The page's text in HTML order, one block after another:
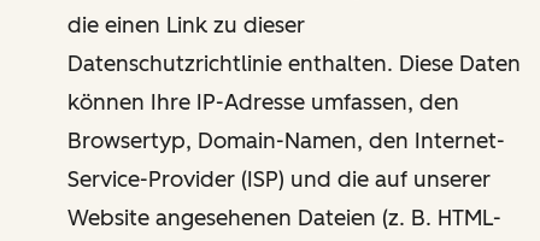
die einen Link zu dieser
Datenschutzrichtlinie enthalten. Diese Daten
können Ihre IP-Adresse umfassen, den
Browsertyp, Domain-Namen, den Internet-
Service-Provider (ISP) und die auf unserer
Website angesehenen Dateien (z. B. HTML-